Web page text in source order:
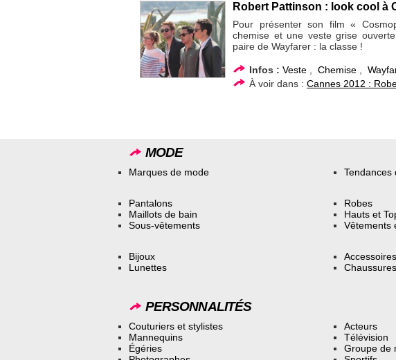
Robert Pattinson : look cool à
Pour présenter son film «
chemise et une veste grise
paire de Wayfarer : la classe !
Infos : Veste ,Chemise ,
À voir dans :Cannes 2012 :
MODE
Marques de mode Tendances
Pantalons
Maillots de bain
Sous-vêtements
Robes
Hauts et
Vêtements
Bijoux
Lunettes
Accessoires
Chaussures
PERSONNALITÉS
Couturiers et stylistes
Mannequins
Égéries
Acteurs
Télévision
Groupe de